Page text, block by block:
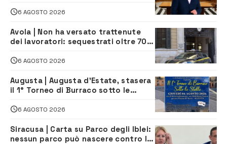
6 AGOSTO 2026
Avola | Non ha versato trattenute
dei lavoratori: sequestrati oltre 700
climatizzazione
6 AGOSTO 2026
Augusta | Augusta d’Estate, stasera
il 1° Torneo di Burraco sotto le
6 AGOSTO 2026
Siracusa | Carta su Parco degli Iblei:
nessun parco può nascere contro le